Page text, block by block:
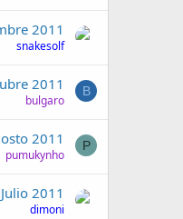
2011
snakesolf
2011
bulgaro
B
2011
pumukynho
P
2011
dimoni